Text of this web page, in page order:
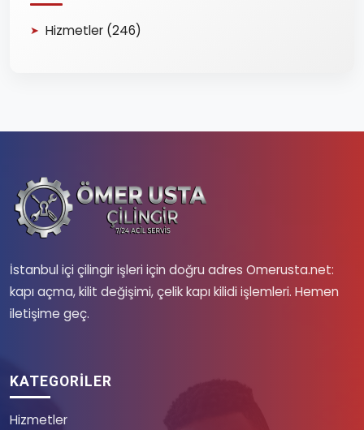
Hizmetler (246)
İstanbul içi çilingir işleri için doğru adres Omerusta.net:
kapı açma, kilit değişimi, çelik kapı kilidi işlemleri. Hemen
iletişime geç.
KATEGORILER
Hizmetler